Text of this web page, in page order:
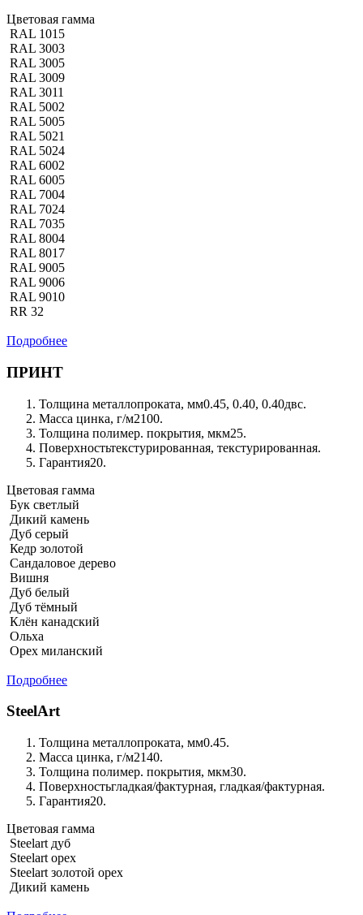
Цветовая гамма
RAL 1015
RAL 3003
RAL 3005
RAL 3009
RAL 3011
RAL 5002
RAL 5005
RAL 5021
RAL 5024
RAL 6002
RAL 6005
RAL 7004
RAL 7024
RAL 7035
RAL 8004
RAL 8017
RAL 9005
RAL 9006
RAL 9010
RR 32
Подробнее
ПРИНТ
Толщина металлопроката, мм0.45, 0.40, 0.40двс.
Масса цинка, г/м2100.
Толщина полимер. покрытия, мкм25.
Поверхностьтекстурированная, текстурированная.
Гарантия20.
Цветовая гамма
Бук светлый
Дикий камень
Дуб серый
Кедр золотой
Сандаловое дерево
Вишня
Дуб белый
Дуб тёмный
Клён канадский
Ольха
Орех миланский
Подробнее
SteelArt
Толщина металлопроката, мм0.45.
Масса цинка, г/м2140.
Толщина полимер. покрытия, мкм30.
Поверхностьгладкая/фактурная, гладкая/фактурная.
Гарантия20.
Цветовая гамма
Steelart дуб
Steelart орех
Steelart золотой орех
Дикий камень